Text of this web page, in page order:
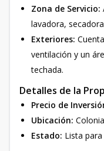
Zona de Servicio:
lavadora,
Exteriores:
ventilación y un
techada.
Detalles de la
Precio de
Ubicación:
Estado: Lista